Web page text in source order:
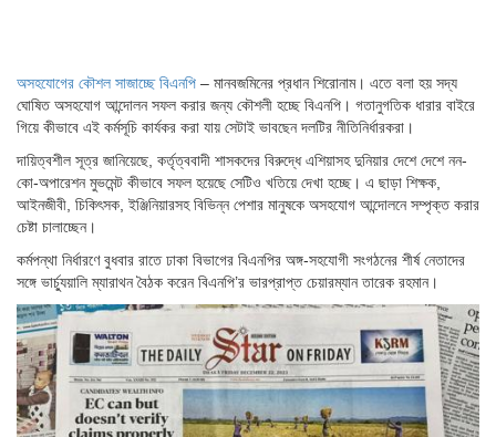
অসহযোগের কৌশল সাজাচ্ছে বিএনপি – মানবজমিনের প্রধান শিরোনাম। এতে বলা হয় সদ্য
ঘোষিত অসহযোগ আন্দোলন সফল করার জন্য কৌশলী হচ্ছে বিএনপি। গতানুগতিক ধারার বাইরে
গিয়ে কীভাবে এই কর্মসূচি কার্যকর করা যায় সেটাই ভাবছেন দলটির নীতিনির্ধারকরা।
দায়িত্বশীল সূত্র জানিয়েছে, কর্তৃত্ববাদী শাসকদের বিরুদ্ধে এশিয়াসহ দুনিয়ার দেশে দেশে নন-
কো-অপারেশন মুভমেন্ট কীভাবে সফল হয়েছে সেটিও খতিয়ে দেখা হচ্ছে। এ ছাড়া শিক্ষক,
আইনজীবী, চিকিৎসক, ইঞ্জিনিয়ারসহ বিভিন্ন পেশার মানুষকে অসহযোগ আন্দোলনে সম্পৃক্ত করার
চেষ্টা চালাচ্ছেন।
কর্মপন্থা নির্ধারণে বুধবার রাতে ঢাকা বিভাগের বিএনপির অঙ্গ-সহযোগী সংগঠনের শীর্ষ নেতাদের
সঙ্গে ভার্চ্যুয়ালি ম্যারাথন বৈঠক করেন বিএনপি’র ভারপ্রাপ্ত চেয়ারম্যান তারেক রহমান।